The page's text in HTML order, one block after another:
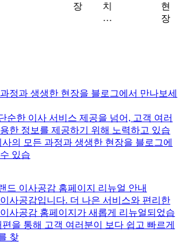
장
치
…
현
장
정과 생생한 현장을 블로그에서 만나보세
순한 이사 서비스 제공을 넘어, 고객 여러
한 정보를 제공하기 위해 노력하고 있습
의 모든 과정과 생생한 현장을 블로그에
있습
드 이사공감 홈페이지 리뉴얼 안내
사공감입니다. 더 나은 서비스와 편리한
사공감 홈페이지가 새롭게 리뉴얼되었습
을 통해 고객 여러분이 보다 쉽고 빠르게
찾